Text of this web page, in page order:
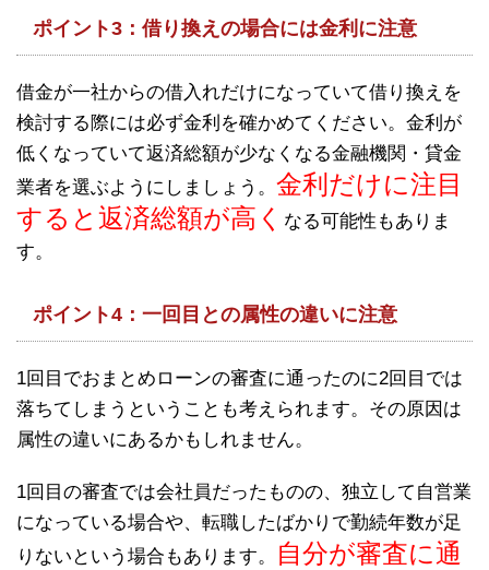
ポイント3：借り換えの場合には金利に注意
借金が一社からの借入れだけになっていて借り換えを
検討する際には必ず金利を確かめてください。金利が
低くなっていて返済総額が少なくなる金融機関・貸金
業者を選ぶようにしましょう。 金利だけに注目
すると返済総額が高く なる可能性もありま
す。
ポイント4：一回目との属性の違いに注意
1回目でおまとめローンの審査に通ったのに2回目では
落ちてしまうということも考えられます。その原因は
属性の違いにあるかもしれません。
1回目の審査では会社員だったものの、独立して自営業
になっている場合や、転職したばかりで勤続年数が足
りないという場合もあります。
自分が審査に通